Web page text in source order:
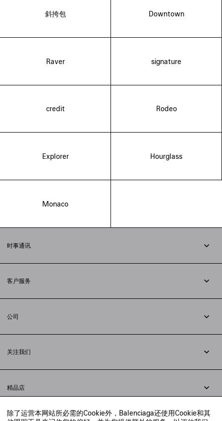
除了运营本网站所必需的Cookie外，Balenciaga还使用Cookie和其
斜挎包 Downtown
Raver signature
credit Rodeo
Explorer Hourglass
Monaco
时事通讯
客户服务
配送方式
支付
常见问题解答
公司
法律问题
联合国世界粮食计划署
举报平台
关注我们
小红书
精品店
寻找附近的精品店